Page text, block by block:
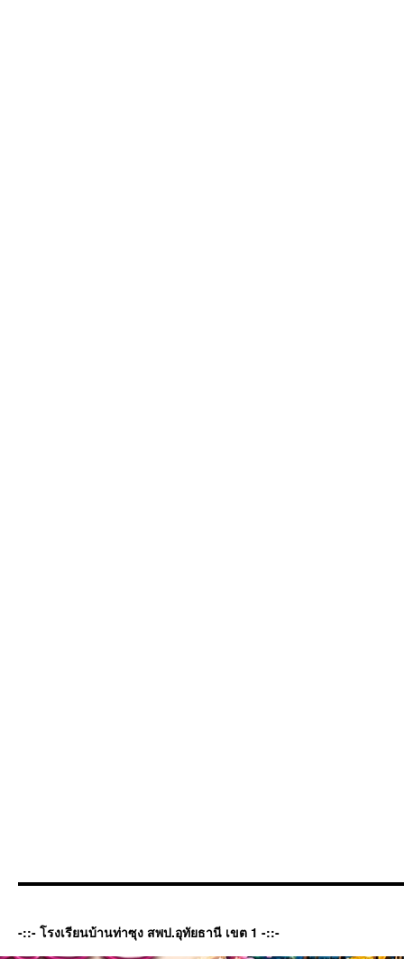
-::- โรงเรียนบ้านท่าซุง สพป.อุทัยธานี เขต 1 -::-